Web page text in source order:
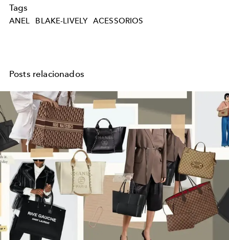
Tags
ANEL BLAKE-LIVELY ACESSORIOS
Posts relacionados